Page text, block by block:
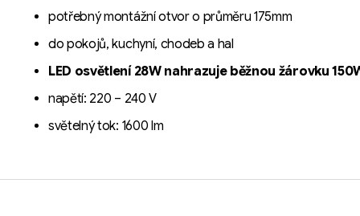
potřebný montážní otvor o průměru 175mm
do pokojů, kuchyní, chodeb a hal
LED osvětlení 28W nahrazuje běžnou žárovku
napětí: 220 – 240 V
světelný tok: 1600 lm